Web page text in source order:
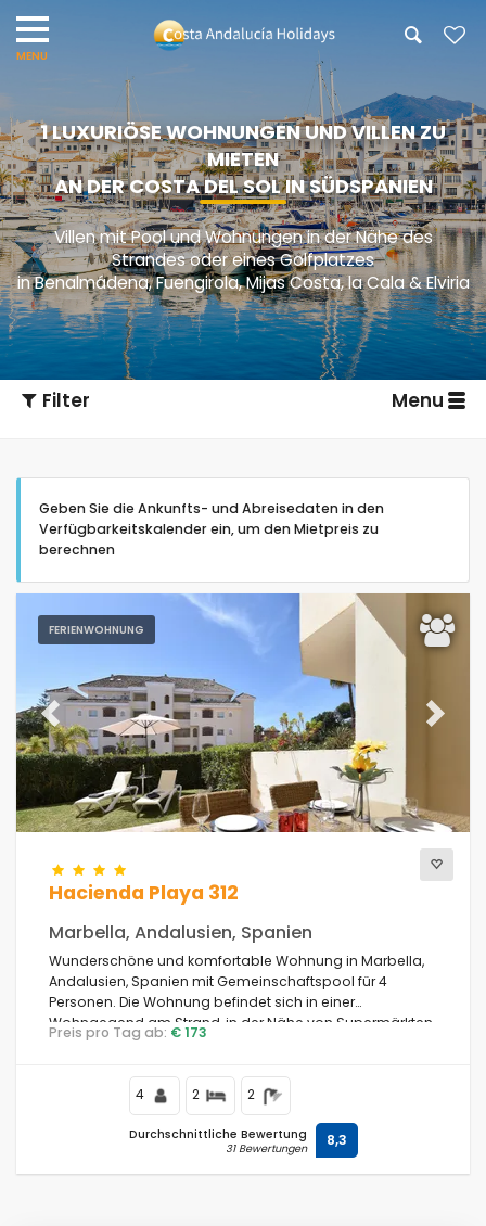
1 LUXURIÖSE WOHNUNGEN UND VILLEN ZU
MIETEN
AN DER COSTA DEL SOL IN SÜDSPANIEN
Villen mit Pool und Wohnungen in der Nähe des
Strandes oder eines Golfplatzes
in Benalmádena, Fuengirola, Mijas Costa, la Cala & Elviria
Filter Menu
Art der Unterkunft
Personen
Schlafzimmer
Badezimmer
Beliebte Dienste
Geben Sie die Ankunfts- und Abreisedaten in den
Verfügbarkeitskalender ein, um den Mietpreis zu
berechnen
FERIENWOHNUNG
Previous Next
Hacienda Playa 312
Marbella, Andalusien, Spanien
Wunderschöne und komfortable Wohnung in Marbella,
Andalusien, Spanien mit Gemeinschaftspool für 4
Personen. Die Wohnung befindet sich in einer
Wohngegend am Strand, in der Nähe von Supermärkten
und einem Tennisplatz, 500 m vom Strand Playa Don
Preis pro Tag ab: € 173
4 2 2
Durchschnittliche Bewertung
31 Bewertungen 8,3